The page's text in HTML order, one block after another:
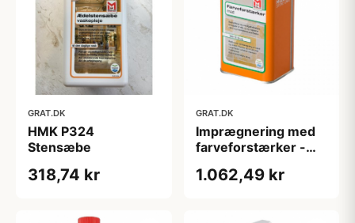
GRAT.DK
HMK P324
Stensæbe
318,74 kr
GRAT.DK
Imprægnering med
farveforstærker -
1.062,49 kr